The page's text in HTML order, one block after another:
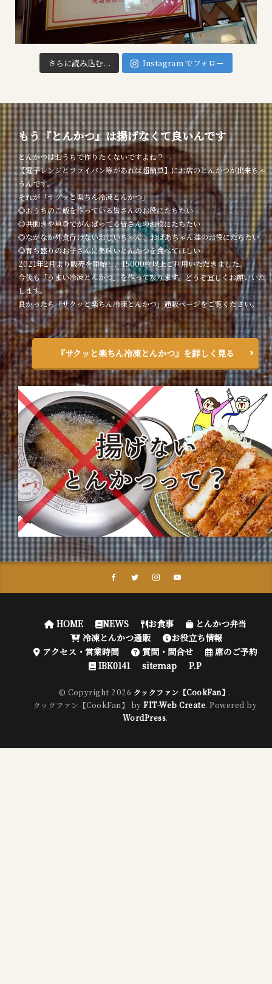
さらに読み込む... Instagram でフォロー
もう『とんかつ』は揚げなくて良いんです
とんかつはおうちで作りたくないですよね？
【電子レンジとフライパン等があれば超簡単】にお店のとんかつが出来ちゃ
うんです。
それが「サクッと楽ちん冷凍とんかつ」
◎おうちのご飯を作っている皆さんのお役にたちたい
◎共働きや単身でがんばってる皆さんのお役にたちたい
◎なかなか外食行けないおじいちゃん、おばあちゃん達のお役にたちたい
◎育ち盛りのお子さんに美味いとんかつを食べてほしい
2021年2月より販売を開始し、15000枚以上ご利用いただきました。
今後も「うまい冷凍とんかつ」を作って参ります。どうぞ宜しくお願いいた
します。
良かったら「サクッと楽ちん冷凍とんかつ」通販ページをご覧ください。
『サクッと楽ちん冷凍とんかつ』を詳しく見る
HOME NEWS お食事
とんかつ弁当
冷凍とんかつ通販
お役立ち情報
アクセス・営業時間
質問・問合せ
席のご予約
IBK0141
sitemap P.P
© Copyright 2026 クックファン【CookFan】 .
クックファン【CookFan】 byFIT-Web Create. Powered by
WordPress.